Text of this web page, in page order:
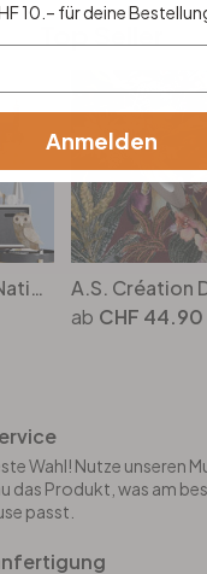
3D Wandtattoo National Geographic Frecher Eisbär
CHF 44.90
Wahl! Nutze unseren
das Produkt, was am
passt.
10.– für deine
Anmelden